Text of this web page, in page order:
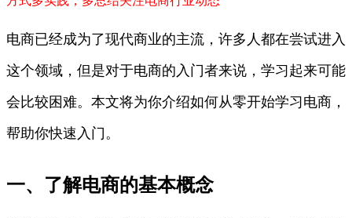
电商已经成为了现代商业的主流，许多人都在尝试进入
这个领域，但是对于电商的入门者来说，学习起来可能
会比较困难。本文将为你介绍如何从零开始学习电商，
帮助你快速入门。
一、了解电商的基本概念